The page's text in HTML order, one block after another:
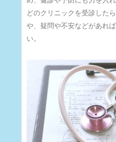
どのクリニックを受診した
や、疑問や不安などがあれ
い。